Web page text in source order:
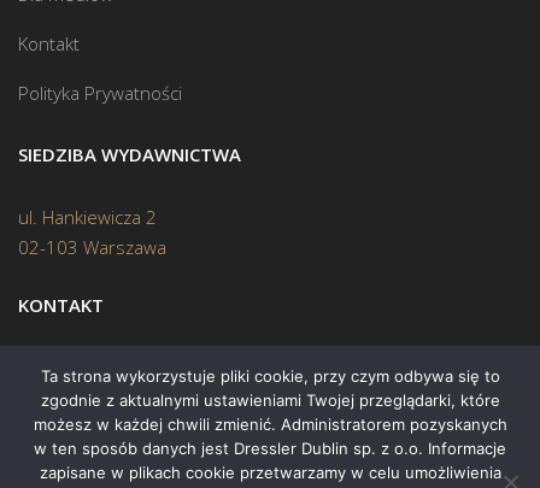
Kontakt
Polityka Prywatności
SIEDZIBA WYDAWNICTWA
ul. Hankiewicza 2
02-103 Warszawa
KONTAKT
Biuro: (22) 45 70 402
Mail:biuro@swiatksiazki.pl
Ta strona wykorzystuje pliki cookie, przy czym odbywa się to
zgodnie z aktualnymi ustawieniami Twojej przeglądarki, które
możesz w każdej chwili zmienić. Administratorem pozyskanych
w ten sposób danych jest Dressler Dublin sp. z o.o. Informacje
zapisane w plikach cookie przetwarzamy w celu umożliwienia